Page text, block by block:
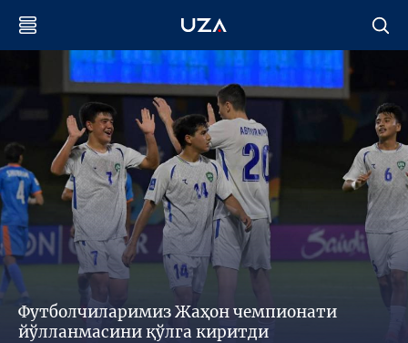
Футболчиларимиз Жаҳон чемпионати
йўлланмасини қўлга киритди